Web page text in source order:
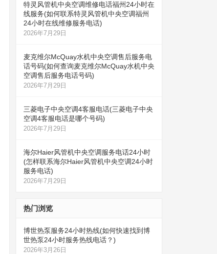
特灵风管机中央空调维修电话福州24小时在
线服务(如何联系特灵风管机中央空调福州
24小时在线维修服务电话)
2026年7月29日
麦克维尔McQuay水机中央空调售后服务电
话号码(如何查询麦克维尔McQuay水机中央
空调售后服务电话号码)
2026年7月29日
三菱电子中央空调4客服电话(三菱电子中央
空调4客服电话是哪个号码)
2026年7月29日
海尔Haier风管机中央空调服务电话24小时
(怎样联系海尔Haier风管机中央空调24小时
服务电话)
2026年7月29日
热门浏览
博世热泵服务24小时热线(如何快速找到博
世热泵24小时服务热线电话？)
2026年3月26日